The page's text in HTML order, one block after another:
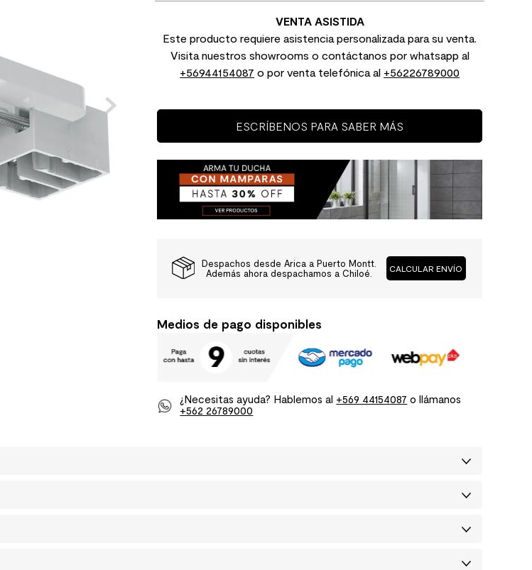
VENTA ASISTIDA
Este producto requiere asistencia personalizada para su venta.
Visita nuestros showrooms o contáctanos por whatsapp al
+56944154087 o por venta telefónica al +56226789000
ESCRÍBENOS PARA SABER MÁS
Despachos desde Arica a Puerto Montt.
Además ahora despachamos a Chiloé.
CALCULAR ENVÍO
Medios de pago disponibles
¿Necesitas ayuda? Hablemos al +569 44154087 o llámanos
+562 26789000